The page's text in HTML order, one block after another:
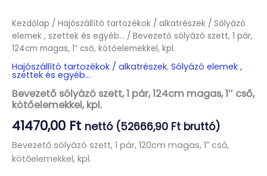
Kezdőlap / Hajószállító tartozékok / alkatrészek / Sólyázó
elemek , szettek és egyéb... / Bevezető sólyázó szett, 1 pár,
124cm magas, 1″ cső, kötőelemekkel, kpl.
Hajószállító tartozékok / alkatrészek, Sólyázó elemek ,
szettek és egyéb...
Bevezető sólyázó szett, 1 pár, 124cm magas, 1″ cső,
kötőelemekkel, kpl.
41470,00 Ft nettó (52666,90 Ft bruttó)
Bevezető sólyázó szett, 1 pár, 120cm magas, 1″ cső,
kötőelemekkel, kpl.